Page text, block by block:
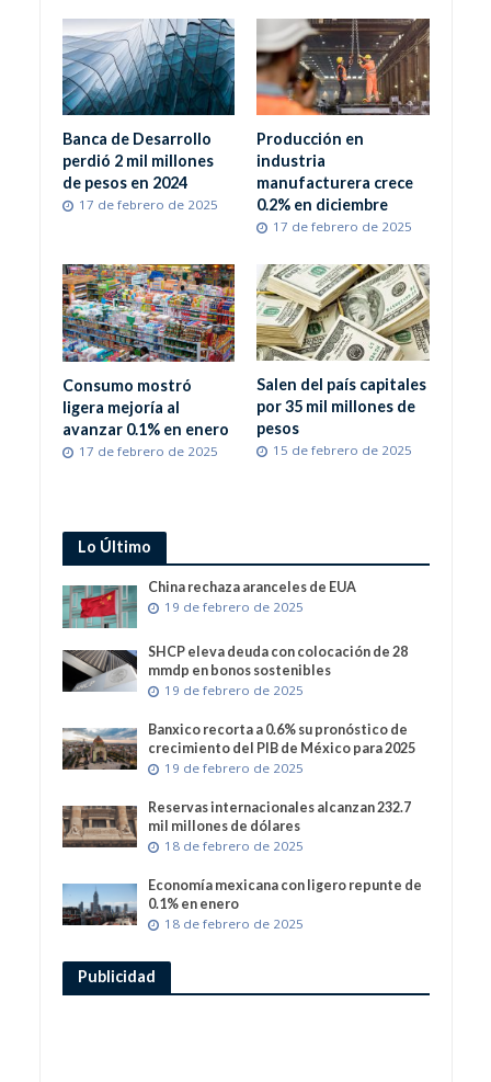
Banca de Desarrollo
perdió 2 mil millones
de pesos en 2024
17 de febrero de 2025
Producción en
industria
manufacturera crece
0.2% en diciembre
17 de febrero de 2025
Consumo mostró
ligera mejoría al
avanzar 0.1% en enero
17 de febrero de 2025
Salen del país capitales
por 35 mil millones de
pesos
15 de febrero de 2025
Lo Último
China rechaza aranceles de EUA
19 de febrero de 2025
SHCP eleva deuda con colocación de 28
mmdp en bonos sostenibles
19 de febrero de 2025
Banxico recorta a 0.6% su pronóstico de
crecimiento del PIB de México para 2025
19 de febrero de 2025
Reservas internacionales alcanzan 232.7
mil millones de dólares
18 de febrero de 2025
Economía mexicana con ligero repunte de
0.1% en enero
18 de febrero de 2025
Publicidad